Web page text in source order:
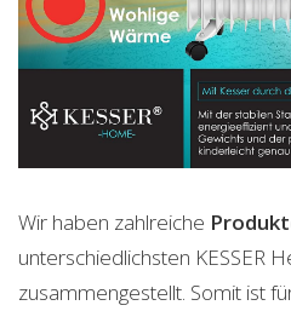
Wir haben zahlreiche
unterschiedlichsten KESSER
zusammengestellt. Somit ist